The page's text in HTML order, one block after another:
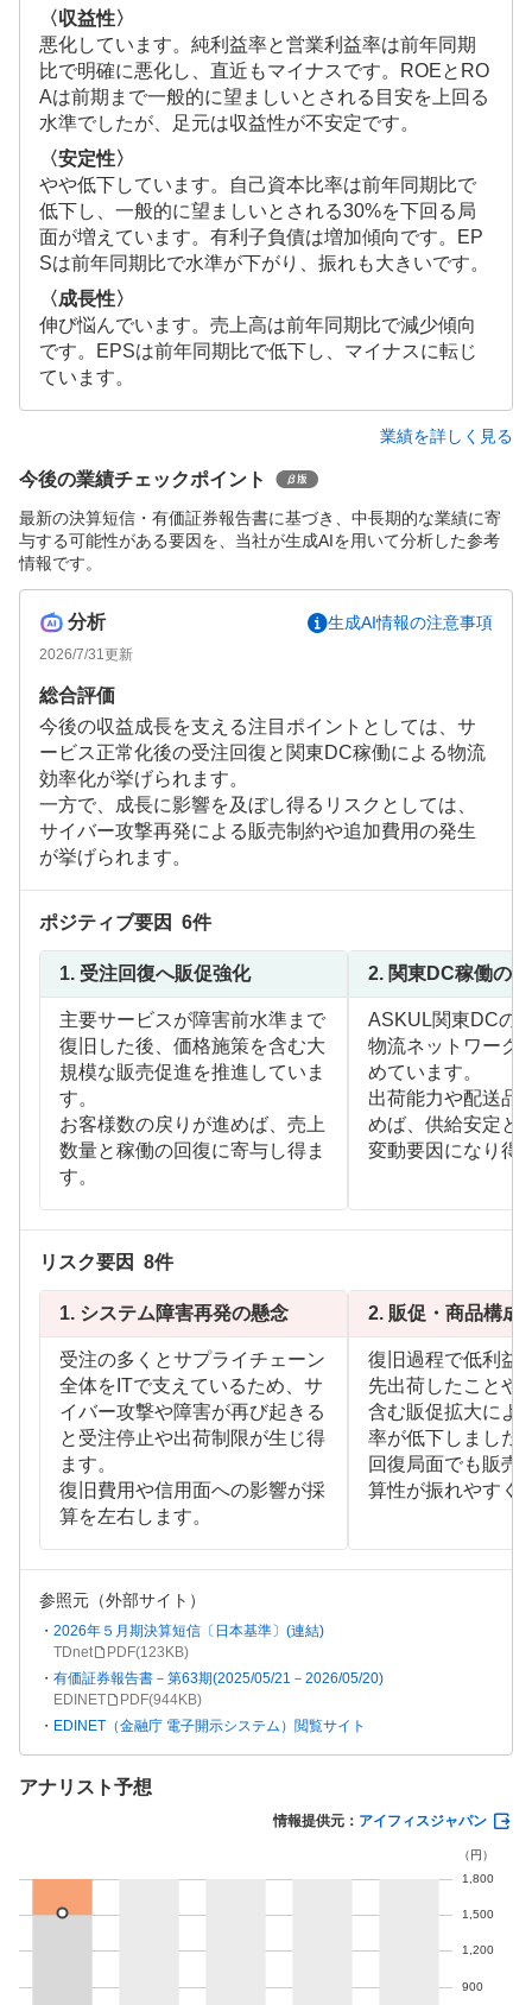
〈収益性〉
悪化しています。純利益率と営業利益率は前年同期
比で明確に悪化し、直近もマイナスです。ROEとRO
Aは前期まで一般的に望ましいとされる目安を上回る
水準でしたが、足元は収益性が不安定です。
〈安定性〉
やや低下しています。自己資本比率は前年同期比で
低下し、一般的に望ましいとされる30%を下回る局
面が増えています。有利子負債は増加傾向です。EP
Sは前年同期比で水準が下がり、振れも大きいです。
〈成長性〉
伸び悩んでいます。売上高は前年同期比で減少傾向
です。EPSは前年同期比で低下し、マイナスに転じ
ています。
業績を詳しく見る
今後の業績チェックポイント
最新の決算短信・有価証券報告書に基づき、中長期的な業績に寄
与する可能性がある要因を、当社が生成AIを用いて分析した参考
情報です。
分析 生成AI情報の注意事項
2026/7/31更新
総合評価
今後の収益成長を支える注目ポイントとしては、サ
ービス正常化後の受注回復と関東DC稼働による物流
効率化が挙げられます。
一方で、成長に影響を及ぼし得るリスクとしては、
サイバー攻撃再発による販売制約や追加費用の発生
が挙げられます。
ポジティブ要因 6件
1. 受注回復へ販促強化
主要サービスが障害前水準まで
復旧した後、価格施策を含む大
規模な販売促進を推進していま
す。
お客様数の戻りが進めば、売上
数量と稼働の回復に寄与し得ま
す。
2. 関東DC稼働の
ASKUL関東DCの
物流ネットワーク
めています。
出荷能力や配送品
めば、供給安定と
変動要因になり得
リスク要因 8件
1. システム障害再発の懸念
受注の多くとサプライチェーン
全体をITで支えているため、サ
イバー攻撃や障害が再び起きる
と受注停止や出荷制限が生じ得
ます。
復旧費用や信用面への影響が採
算を左右します。
2. 販促・商品構成
復旧過程で低利益
先出荷したことや
含む販促拡大によ
率が低下しました
回復局面でも販売
算性が振れやすく
参照元（外部サイト）
2026年５月期決算短信〔日本基準〕(連結)
TDnet
PDF(123KB)
有価証券報告書－第63期(2025/05/21－2026/05/20)
EDINET
PDF(944KB)
EDINET（金融庁 電子開示システム）閲覧サイト
アナリスト予想
情報提供元： アイフィスジャパン